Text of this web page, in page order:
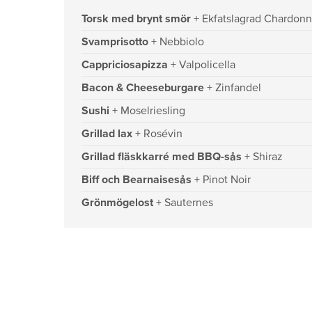
Torsk med brynt smör + Ekfatslagrad
Svamprisotto + Nebbiolo
Cappriciosapizza + Valpolicella
Bacon & Cheeseburgare + Zinfandel
Sushi + Moselriesling
Grillad lax + Rosévin
Grillad fläskkarré med BBQ-sås + Shiraz
Biff och Bearnaisesås + Pinot Noir
Grönmögelost + Sauternes